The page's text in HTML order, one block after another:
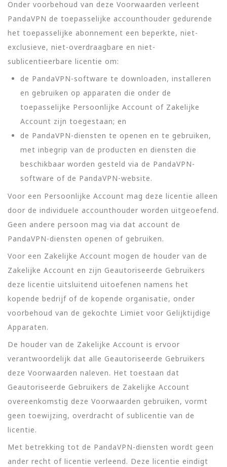
Onder voorbehoud van deze Voorwaarden verleent
PandaVPN de toepasselijke accounthouder gedurende
het toepasselijke abonnement een beperkte, niet-
exclusieve, niet-overdraagbare en niet-
sublicentieerbare licentie om:
de PandaVPN-software te downloaden, installeren
en gebruiken op apparaten die onder de
toepasselijke Persoonlijke Account of Zakelijke
Account zijn toegestaan; en
de PandaVPN-diensten te openen en te gebruiken,
met inbegrip van de producten en diensten die
beschikbaar worden gesteld via de PandaVPN-
software of de PandaVPN-website.
Voor een Persoonlijke Account mag deze licentie alleen
door de individuele accounthouder worden uitgeoefend.
Geen andere persoon mag via dat account de
PandaVPN-diensten openen of gebruiken.
Voor een Zakelijke Account mogen de houder van de
Zakelijke Account en zijn Geautoriseerde Gebruikers
deze licentie uitsluitend uitoefenen namens het
kopende bedrijf of de kopende organisatie, onder
voorbehoud van de gekochte Limiet voor Gelijktijdige
Apparaten.
De houder van de Zakelijke Account is ervoor
verantwoordelijk dat alle Geautoriseerde Gebruikers
deze Voorwaarden naleven. Het toestaan dat
Geautoriseerde Gebruikers de Zakelijke Account
overeenkomstig deze Voorwaarden gebruiken, vormt
geen toewijzing, overdracht of sublicentie van de
licentie.
Met betrekking tot de PandaVPN-diensten wordt geen
ander recht of licentie verleend. Deze licentie eindigt